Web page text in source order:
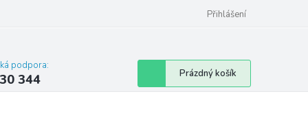
Přihlášení
podpora:
344
Nákupní
košík
Prázdný košík